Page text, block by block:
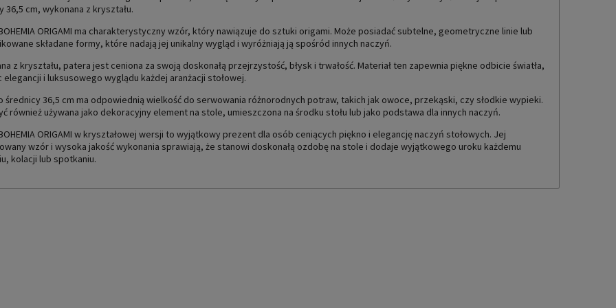
36,5 cm, wykonana z kryształu.
ORIGAMI ma charakterystyczny wzór, który nawiązuje do sztuki origami. Może posiadać subtelne, geometryczne linie lub
składane formy, które nadają jej unikalny wygląd i wyróżniają ją spośród innych naczyń.
z kryształu, patera jest ceniona za swoją doskonałą przejrzystość, błysk i trwałość. Materiał ten zapewnia piękne odbicie światła,
elegancji i luksusowego wyglądu każdej aranżacji stołowej.
średnicy 36,5 cm ma odpowiednią wielkość do serwowania różnorodnych potraw, takich jak owoce, przekąski, czy słodkie wypieki.
również używana jako dekoracyjny element na stole, umieszczona na środku stołu lub jako podstawa dla innych naczyń.
ORIGAMI w kryształowej wersji to wyjątkowy prezent dla osób ceniących piękno i elegancję naczyń stołowych. Jej
wzór i wysoka jakość wykonania sprawiają, że stanowi doskonałą ozdobę na stole i dodaje wyjątkowego uroku każdemu
kolacji lub spotkaniu.